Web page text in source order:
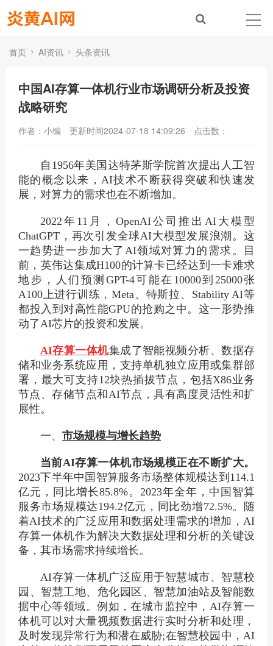
首页 AI资讯 头条资讯
中国AI存算一体机行业市场调研分析及投资
战略研究
作者：小编 更新时间2024-07-18 14:09:26 点击数：
自1956年美国达特茅斯学院首次提出人工智
能的概念以来，AI技术不断获得突破和快速发
展，对算力的需求也在不断增加。
2022年11月，OpenAI公司推出AI大模型
ChatGPT，再次引发全球AI大模型发展浪潮。这
一趋势进一步加大了AI领域对算力的需求。目
前，英伟达集成H100的计算卡已经达到一卡难求
地步，人们预测GPT-4可能在10000到25000张
A100上进行训练，Meta、特斯拉、Stability AI等
都投入到对高性能GPU的抢购之中。这一形势推
动了AI芯片的投资和发展。
AI存算一体机集成了智能视频分析、数据存
储和业务系统应用，支持单机独立应用或集群部
署，最大可支持12块热插拔节点，包括X86业务
节点、存储节点和AI节点，具有高度灵活性和扩
展性。
一、 市场规模与增长趋势
当前AI存算一体机市场规模正在不断扩大。
2023下半年中国智算服务市场整体规模达到114.1
亿元，同比增长85.8%。2023年全年，中国智算
服务市场规模达194.2亿元，同比劲增72.5%。随
着AI技术的广泛应用和数据处理需求的增加，AI
存算一体机作为解决大数据处理和分析的关键设
备，其市场需求持续增长。
AI存算一体机广泛应用于智慧城市、智慧校
园、智慧工地、危化园区、智慧加油站及智能数
据中心等领域。例如，在城市监控中，AI存算一
体机可以对大量视频数据进行实时分析和处理，
及时发现异常行为和潜在威胁;在智慧校园中，AI